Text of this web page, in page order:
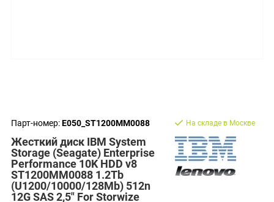
Парт-номер:E050_ST1200MM0088
Жесткий диск IBM System
Storage (Seagate) Enterprise
Performance 10K HDD v8
ST1200MM0088 1.2Tb
(U1200/10000/128Mb) 512n
12G SAS 2,5" For Storwize
На складе в Москве